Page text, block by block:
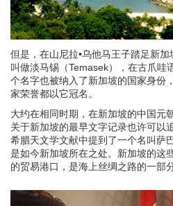
但是，在山尼拉•乌他马王子踏足新
叫做淡马锡（Temasek），在古爪哇
个名字也被纳入了新加坡的国家身份
家荣誉都以它冠名。
大约在相同时期，在新加坡的中国元
关于新加坡的最早文字记录也许可以
希腊天文学文献中提到了一个名叫萨
是如今新加坡所在之处。新加坡的这
的贸易港口，是海上丝绸之路的一部分